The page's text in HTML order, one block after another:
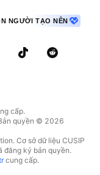
NGƯỜI TẠO NÊN
cấp.
quyền © 2026
Cơ sở dữ liệu CUSIP
đăng ký bản quyền.
cung cấp.